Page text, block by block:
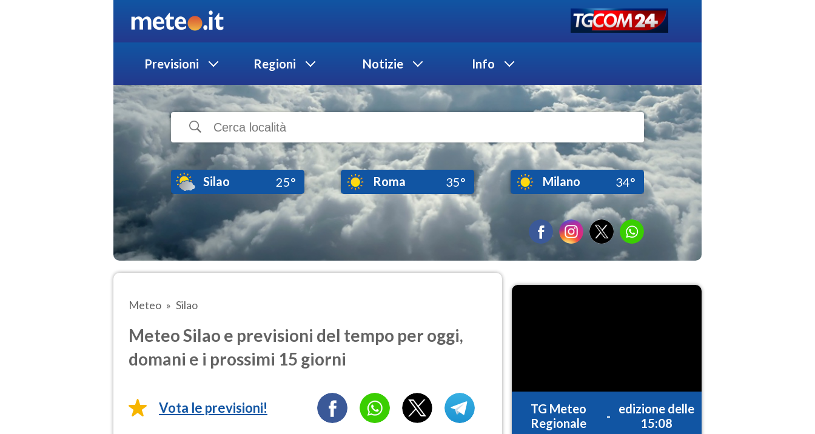
Previsioni Regioni Notizie Info
Silao 25° Roma 35° Milano 34°
Meteo Silao
Meteo Silao e previsioni del tempo per oggi,
domani e i prossimi 15 giorni
Vota le previsioni!
TG Meteo
Regionale
-
edizione delle
15:08